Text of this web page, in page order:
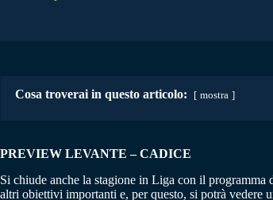
Cosa troverai in questo articolo: mostra
PREVIEW LEVANTE – CADICE
Si chiude anche la stagione in Liga con il programma
altri obiettivi importanti e, per questo, si potrà vedere